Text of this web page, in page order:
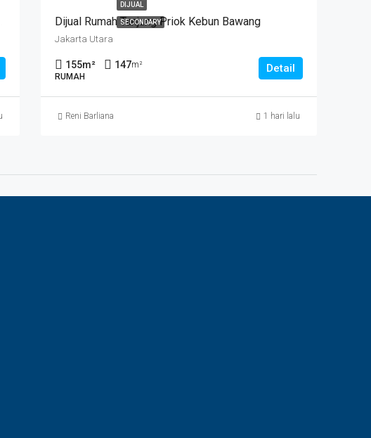
DIJUAL
SECONDARY
Dijual Rumah Tanjung Priok Kebun Bawang
Jakarta Utara
155m² 147m²
RUMAH
Detail
Reni Barliana 1 hari lalu